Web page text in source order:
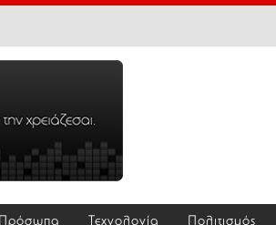
Πρόσωπα Τεχνολογία Πολιτισμός